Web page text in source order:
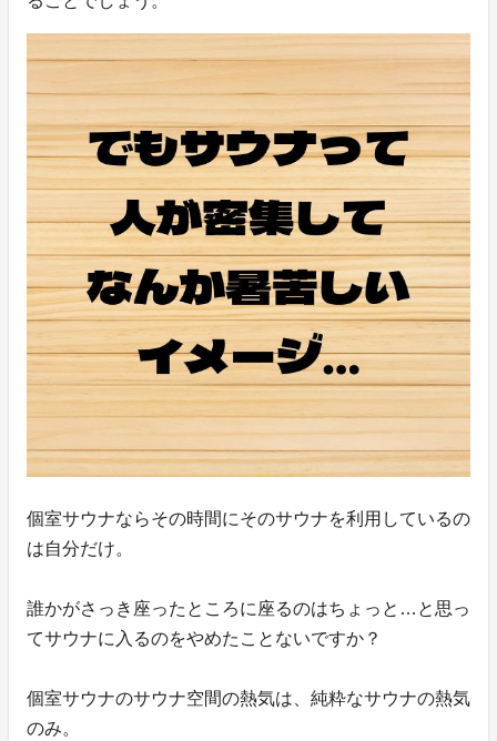
個室サウナならその時間にそのサウナを利用しているの
は自分だけ。
誰かがさっき座ったところに座るのはちょっと…と思っ
てサウナに入るのをやめたことないですか？
個室サウナのサウナ空間の熱気は、純粋なサウナの熱気
のみ。